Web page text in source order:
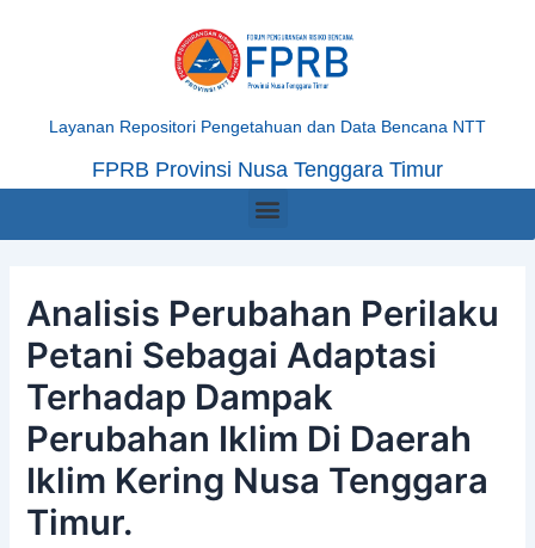
Layanan Repositori Pengetahuan dan Data Bencana NTT
FPRB Provinsi Nusa Tenggara Timur
Menu
Analisis Perubahan Perilaku
Petani Sebagai Adaptasi
Terhadap Dampak
Perubahan Iklim Di Daerah
Iklim Kering Nusa Tenggara
Timur.